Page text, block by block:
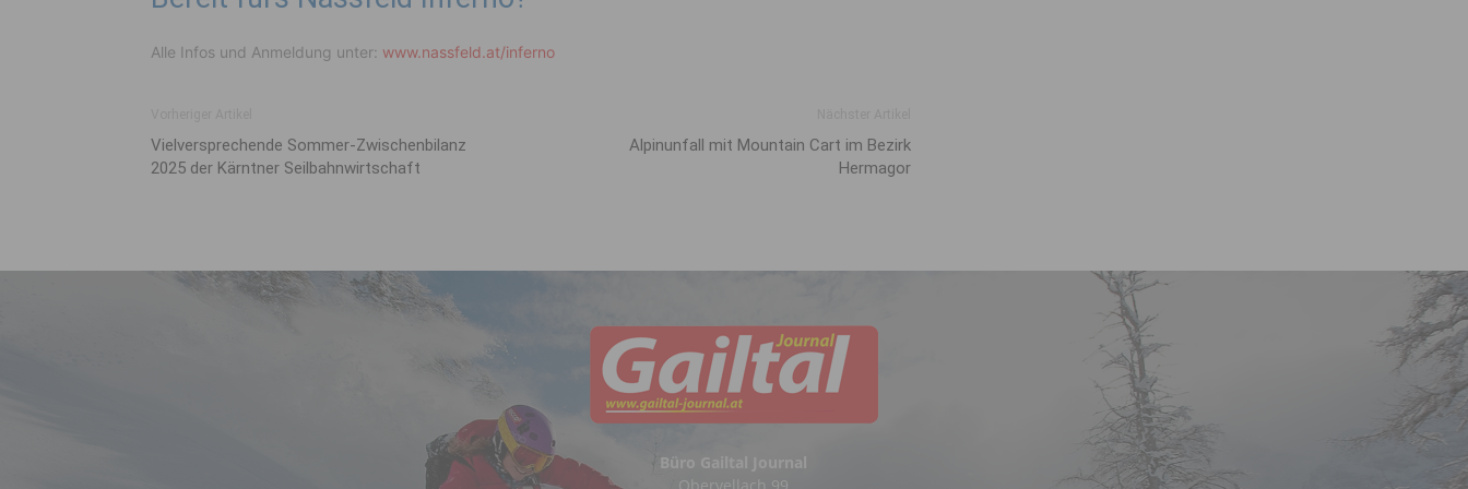
Alle Infos und Anmeldung unter: www.nassfeld.at/inferno
Vielversprechende Sommer-Zwischenbilanz
2025 der Kärntner Seilbahnwirtschaft
Alpinunfall mit Mountain Cart im Bezirk
Hermagor
Büro Gailtal Journal